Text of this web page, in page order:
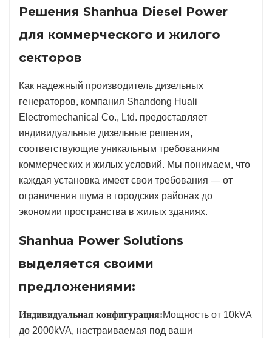
Решения Shanhua Diesel Power
для коммерческого и жилого
секторов
Как надежный производитель дизельных
генераторов, компания Shandong Huali
Electromechanical Co., Ltd. предоставляет
индивидуальные дизельные решения,
соответствующие уникальным требованиям
коммерческих и жилых условий. Мы понимаем, что
каждая установка имеет свои требования — от
ограничения шума в городских районах до
экономии пространства в жилых зданиях.
Shanhua Power Solutions
выделяется своими
предложениями:
Индивидуальная конфигурация:Мощность от 10kVA
до 2000kVA, настраиваемая под ваши